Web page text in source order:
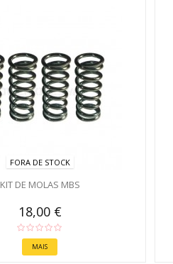
FORA DE STOCK
KIT DE MOLAS MBS
18,00 €
MAIS